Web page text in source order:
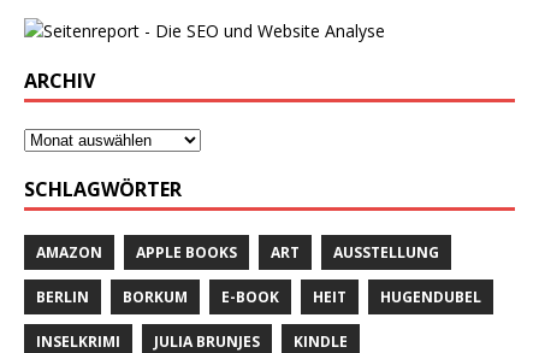
ARCHIV
SCHLAGWÖRTER
AMAZON APPLE BOOKS ART AUSSTELLUNG
BERLIN BORKUM E-BOOK HEIT HUGENDUBEL
INSELKRIMI JULIA BRUNJES KINDLE